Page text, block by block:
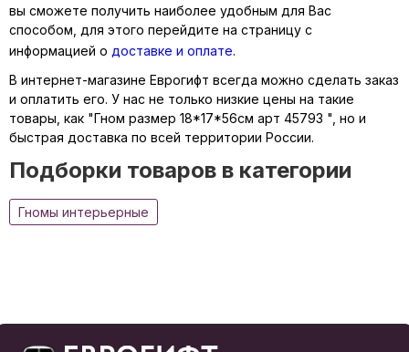
вы сможете получить наиболее удобным для Вас
способом, для этого перейдите на страницу с
информацией о доставке и оплате.
В интернет-магазине Еврогифт всегда можно сделать заказ
и оплатить его. У нас не только низкие цены на такие
товары, как "Гном размер 18*17*56см арт 45793 ", но и
быстрая доставка по всей территории России.
Подборки товаров в категории
Гномы интерьерные